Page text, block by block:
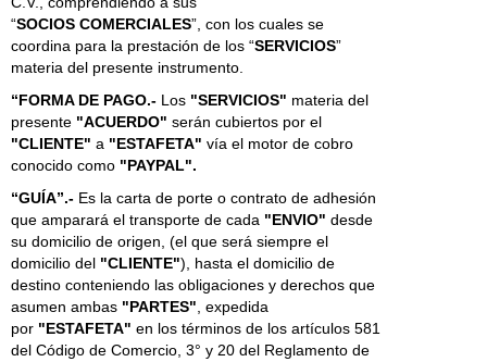
“SOCIOS COMERCIALES”, con los cuales se
coordina para la prestación de los “SERVICIOS”
materia del presente instrumento.
“FORMA DE PAGO.- Los "SERVICIOS" materia del
presente "ACUERDO" serán cubiertos por el
"CLIENTE" a "ESTAFETA" vía el motor de cobro
conocido como "PAYPAL".
“GUÍA”.- Es la carta de porte o contrato de adhesión
que amparará el transporte de cada "ENVIO" desde
su domicilio de origen, (el que será siempre el
domicilio del "CLIENTE"), hasta el domicilio de
destino conteniendo las obligaciones y derechos que
asumen ambas "PARTES" , expedida
por "ESTAFETA" en los términos de los artículos 581
del Código de Comercio, 3° y 20 del Reglamento de